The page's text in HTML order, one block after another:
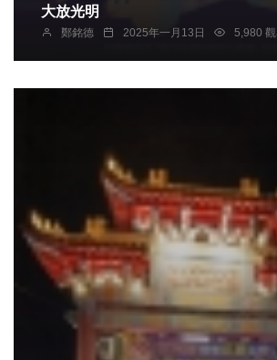
大放光明
鄭銘德 2025年一月13日 5,980